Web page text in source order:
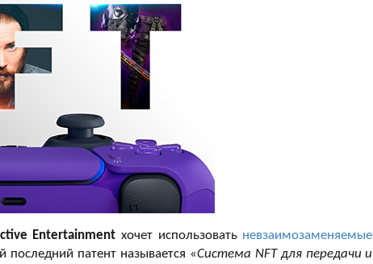
Entertainment хочет использовать невзаимозаменяемые
патент называется «Система NFT для передачи и